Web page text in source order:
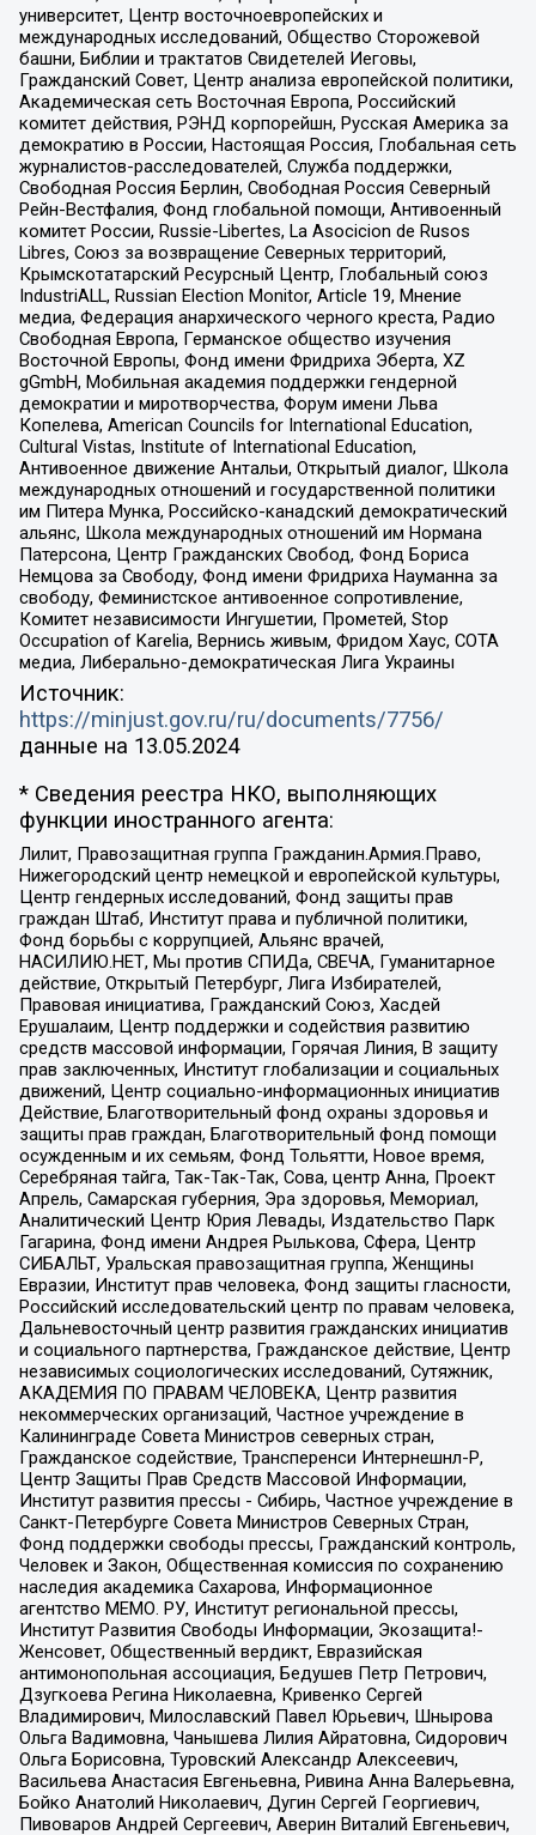
университет, Центр восточноевропейских и
международных исследований, Общество Сторожевой
башни, Библии и трактатов Свидетелей Иеговы,
Гражданский Совет, Центр анализа европейской политики,
Академическая сеть Восточная Европа, Российский
комитет действия, РЭНД корпорейшн, Русская Америка за
демократию в России, Настоящая Россия, Глобальная сеть
журналистов-расследователей, Служба поддержки,
Свободная Россия Берлин, Свободная Россия Северный
Рейн-Вестфалия, Фонд глобальной помощи, Антивоенный
комитет России, Russie-Libertes, La Asocicion de Rusos
Libres, Союз за возвращение Северных территорий,
Крымскотатарский Ресурсный Центр, Глобальный союз
IndustriALL, Russian Election Monitor, Article 19, Мнение
медиа, Федерация анархического черного креста, Радио
Свободная Европа, Германское общество изучения
Восточной Европы, Фонд имени Фридриха Эберта, XZ
gGmbH, Мобильная академия поддержки гендерной
демократии и миротворчества, Форум имени Льва
Копелева, American Councils for International Education,
Cultural Vistas, Institute of International Education,
Антивоенное движение Антальи, Открытый диалог, Школа
международных отношений и государственной политики
им Питера Мунка, Российско-канадский демократический
альянс, Школа международных отношений им Нормана
Патерсона, Центр Гражданских Свобод, Фонд Бориса
Немцова за Свободу, Фонд имени Фридриха Науманна за
свободу, Феминистское антивоенное сопротивление,
Комитет независимости Ингушетии, Прометей, Stop
Occupation of Karelia, Вернись живым, Фридом Хаус, СОТА
медиа, Либерально-демократическая Лига Украины
Источник:
https://minjust.gov.ru/ru/documents/7756/
данные на 13.05.2024
* Сведения реестра НКО, выполняющих
функции иностранного агента:
Лилит, Правозащитная группа Гражданин.Армия.Право,
Нижегородский центр немецкой и европейской культуры,
Центр гендерных исследований, Фонд защиты прав
граждан Штаб, Институт права и публичной политики,
Фонд борьбы с коррупцией, Альянс врачей,
НАСИЛИЮ.НЕТ, Мы против СПИДа, СВЕЧА, Гуманитарное
действие, Открытый Петербург, Лига Избирателей,
Правовая инициатива, Гражданский Союз, Хасдей
Ерушалаим, Центр поддержки и содействия развитию
средств массовой информации, Горячая Линия, В защиту
прав заключенных, Институт глобализации и социальных
движений, Центр социально-информационных инициатив
Действие, Благотворительный фонд охраны здоровья и
защиты прав граждан, Благотворительный фонд помощи
осужденным и их семьям, Фонд Тольятти, Новое время,
Серебряная тайга, Так-Так-Так, Сова, центр Анна, Проект
Апрель, Самарская губерния, Эра здоровья, Мемориал,
Аналитический Центр Юрия Левады, Издательство Парк
Гагарина, Фонд имени Андрея Рылькова, Сфера, Центр
СИБАЛЬТ, Уральская правозащитная группа, Женщины
Евразии, Институт прав человека, Фонд защиты гласности,
Российский исследовательский центр по правам человека,
Дальневосточный центр развития гражданских инициатив
и социального партнерства, Гражданское действие, Центр
независимых социологических исследований, Сутяжник,
АКАДЕМИЯ ПО ПРАВАМ ЧЕЛОВЕКА, Центр развития
некоммерческих организаций, Частное учреждение в
Калининграде Совета Министров северных стран,
Гражданское содействие, Трансперенси Интернешнл-Р,
Центр Защиты Прав Средств Массовой Информации,
Институт развития прессы - Сибирь, Частное учреждение в
Санкт-Петербурге Совета Министров Северных Стран,
Фонд поддержки свободы прессы, Гражданский контроль,
Человек и Закон, Общественная комиссия по сохранению
наследия академика Сахарова, Информационное
агентство МЕМО. РУ, Институт региональной прессы,
Институт Развития Свободы Информации, Экозащита!-
Женсовет, Общественный вердикт, Евразийская
антимонопольная ассоциация, Бедушев Петр Петрович,
Дзугкоева Регина Николаевна, Кривенко Сергей
Владимирович, Милославский Павел Юрьевич, Шнырова
Ольга Вадимовна, Чанышева Лилия Айратовна, Сидорович
Ольга Борисовна, Туровский Александр Алексеевич,
Васильева Анастасия Евгеньевна, Ривина Анна Валерьевна,
Бойко Анатолий Николаевич, Дугин Сергей Георгиевич,
Пивоваров Андрей Сергеевич, Аверин Виталий Евгеньевич,